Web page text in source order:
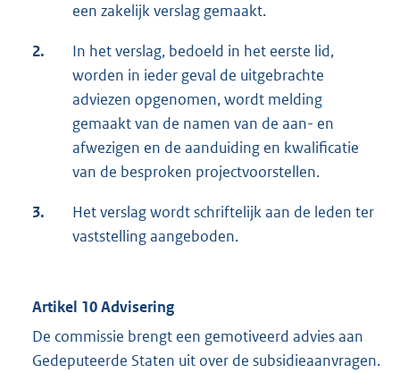
een zakelijk verslag gemaakt.
2.
In het verslag, bedoeld in het eerste lid,
worden in ieder geval de uitgebrachte
adviezen opgenomen, wordt melding
gemaakt van de namen van de aan- en
afwezigen en de aanduiding en kwalificatie
van de besproken projectvoorstellen.
3.
Het verslag wordt schriftelijk aan de leden ter
vaststelling aangeboden.
Artikel 10 Advisering
De commissie brengt een gemotiveerd advies aan
Gedeputeerde Staten uit over de subsidieaanvragen.